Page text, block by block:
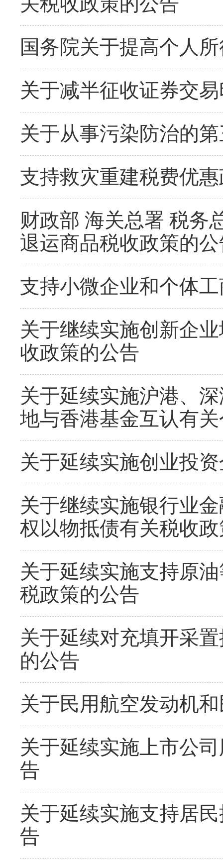
国务院关于提高个人
关于减半征收证券交
关于从事污染防治的
支持救灾重建税费优
财政部 海关总署 税务
退运商品税收政策的
支持小微企业和个体
关于继续实施创新企
收政策的公告
关于延续实施沪港、
地与香港基金互认有
关于延续实施创业投
关于继续实施银行业
权以物抵债有关税收
关于延续实施支持原
税政策的公告
关于延续对充填开采
的公告
关于民用航空发动机
关于延续实施上市公
告
关于延续实施支持居
告